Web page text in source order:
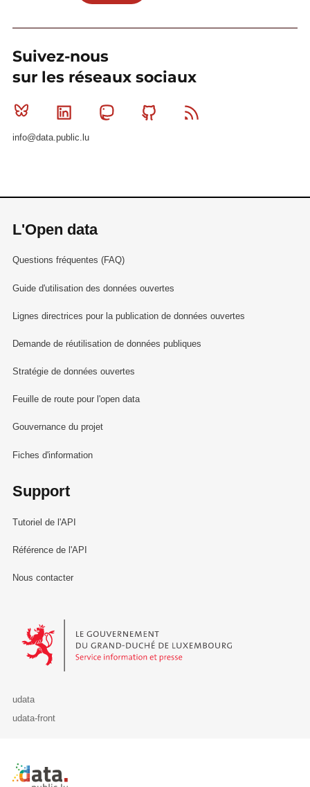
Suivez-nous
sur les réseaux sociaux
Bluesky Linkedin MastodonGithub
info@data.public.lu
L'Open data
Questions fréquentes (FAQ)
Guide d'utilisation des données ouvertes
Lignes directrices pour la publication de données ouvertes
Demande de réutilisation de données publiques
Stratégie de données ouvertes
Feuille de route pour l'open data
Gouvernance du projet
Fiches d'information
Support
Tutoriel de l'API
Référence de l'API
Nous contacter
Le Gouvernement du Grand-Duché de Luxembourg - Service
udata
udata-front
Retour à l'accueil de data.public.lu